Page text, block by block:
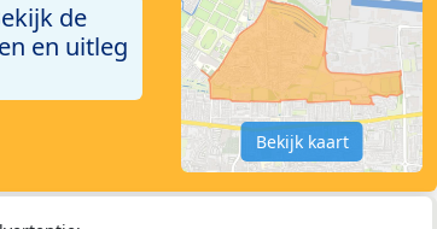
de
en uitleg
Bekijk kaart